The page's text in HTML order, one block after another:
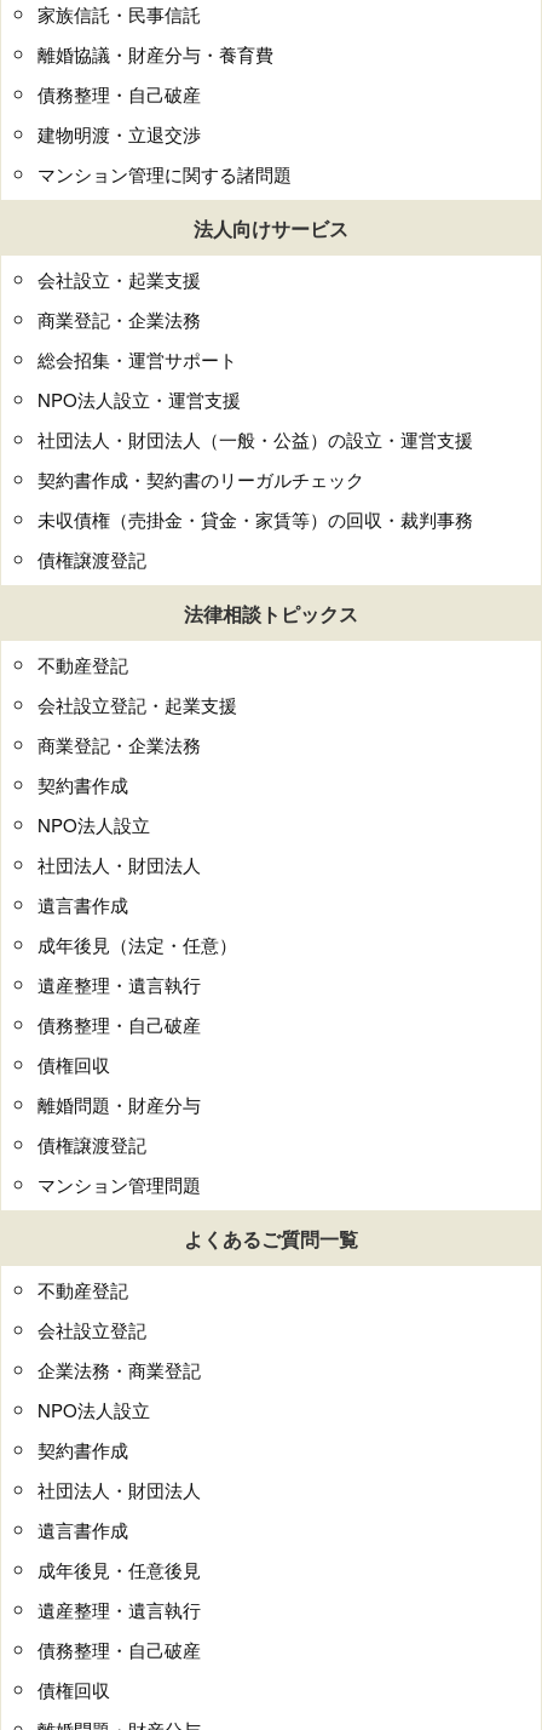
家族信託・民事信託
離婚協議・財産分与・養育費
債務整理・自己破産
建物明渡・立退交渉
マンション管理に関する諸問題
法人向けサービス
会社設立・起業支援
商業登記・企業法務
総会招集・運営サポート
NPO法人設立・運営支援
社団法人・財団法人（一般・公益）の設立・運営支援
契約書作成・契約書のリーガルチェック
未収債権（売掛金・貸金・家賃等）の回収・裁判事務
債権譲渡登記
法律相談トピックス
不動産登記
会社設立登記・起業支援
商業登記・企業法務
契約書作成
NPO法人設立
社団法人・財団法人
遺言書作成
成年後見（法定・任意）
遺産整理・遺言執行
債務整理・自己破産
債権回収
離婚問題・財産分与
債権譲渡登記
マンション管理問題
よくあるご質問一覧
不動産登記
会社設立登記
企業法務・商業登記
NPO法人設立
契約書作成
社団法人・財団法人
遺言書作成
成年後見・任意後見
遺産整理・遺言執行
債務整理・自己破産
債権回収